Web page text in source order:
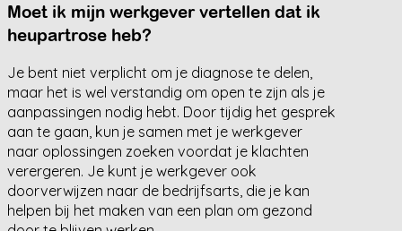
Moet ik mijn werkgever vertellen dat ik
heupartrose heb?
Je bent niet verplicht om je diagnose te delen,
maar het is wel verstandig om open te zijn als je
aanpassingen nodig hebt. Door tijdig het gesprek
aan te gaan, kun je samen met je werkgever
naar oplossingen zoeken voordat je klachten
verergeren. Je kunt je werkgever ook
doorverwijzen naar de bedrijfsarts, die je kan
helpen bij het maken van een plan om gezond